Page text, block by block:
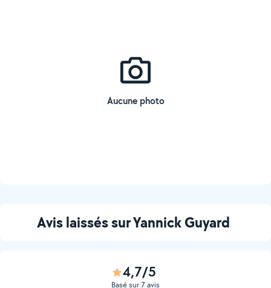
Aucune photo
Avis laissés sur Yannick Guyard
4,7/5
Basé sur 7 avis